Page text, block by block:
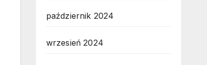
październik 2024
wrzesień 2024